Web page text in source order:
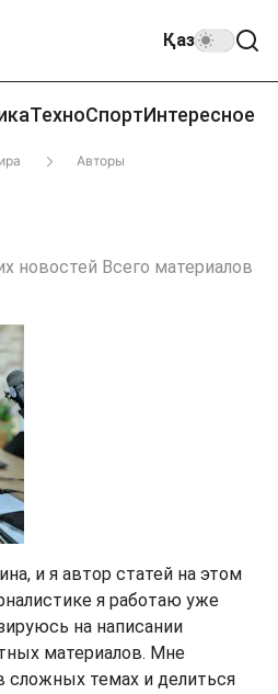
Қаз
ТехноСпортИнтересное
Авторы
новостей Всего материалов
и я автор статей на этом
я работаю уже
на написании
материалов. Мне
сложных темах и делиться